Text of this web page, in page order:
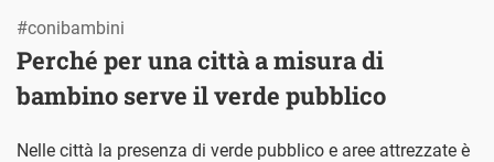
Perché per una città a misura di
bambino serve il verde pubblico
#conibambini
Nelle città la presenza di verde pubblico e aree attrezzate è